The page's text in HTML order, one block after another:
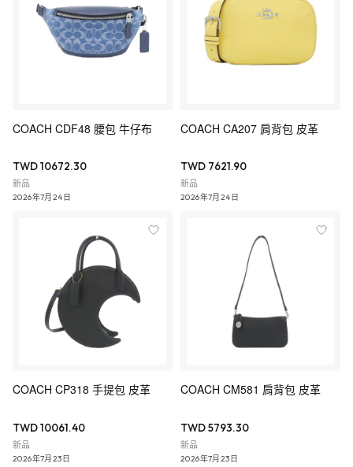
COACH CDF48 腰包 牛仔布
TWD 10672.30
新品
2026年7月24日
COACH CA207 肩背包 皮革
TWD 7621.90
新品
2026年7月24日
COACH CP318 手提包 皮革
TWD 10061.40
新品
2026年7月23日
COACH CM581 肩背包 皮革
TWD 5793.30
新品
2026年7月23日